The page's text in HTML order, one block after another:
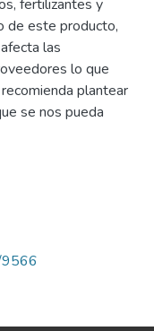
fertilizantes y
de este producto,
las
lo que
plantear
se nos pueda